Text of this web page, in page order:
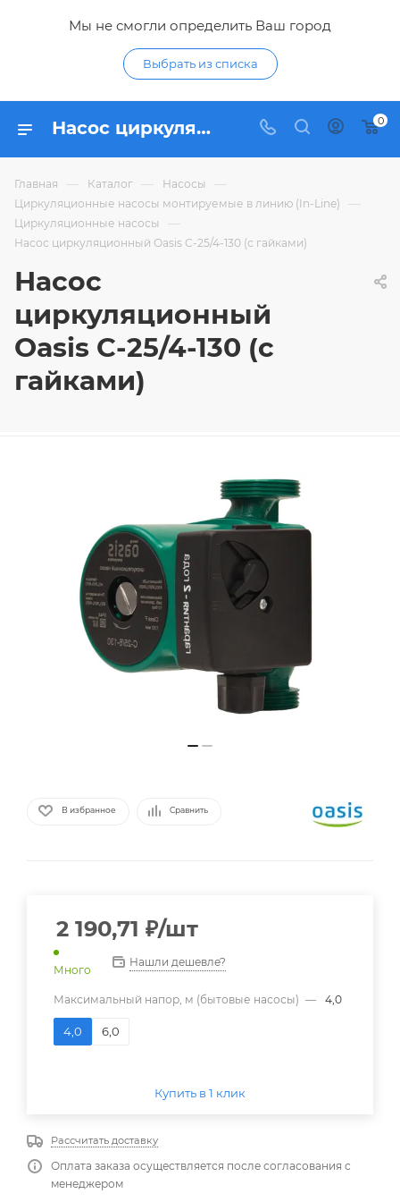
Мы не смогли определить Ваш город
Выбрать из списка
Насос циркуляционный Oasis C-25/4-130 (с гайками) - купить по цене 2 189,62 ₽ в интернет-магазине Гидропромтехника с доставкой в Курске 0
Главная — Каталог — Насосы —
Циркуляционные насосы монтируемые в линию (In-Line) —
Циркуляционные насосы —
Насос циркуляционный Oasis C-25/4-130 (с гайками)
Насос
циркуляционный
Oasis C-25/4-130 (с
гайками)
В избранное Сравнить
2 190,71 ₽/шт
Много
Нашли дешевле?
Максимальный напор, м (бытовые насосы) — 4,0
4,0 6,0
Купить в 1 клик
Рассчитать доставку
Оплата заказа осуществляется после согласования с
менеджером